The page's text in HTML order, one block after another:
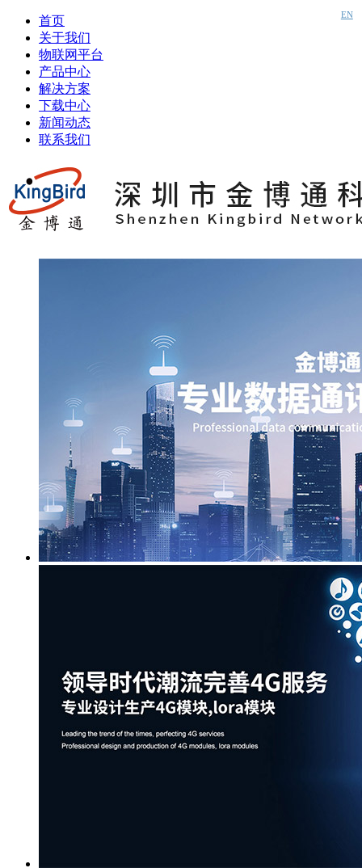
首页
关于我们
物联网平台
产品中心
解决方案
下载中心
新闻动态
联系我们
EN